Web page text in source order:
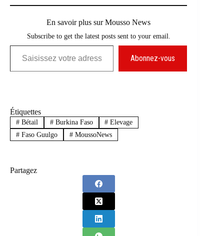
En savoir plus sur Mousso News
Subscribe to get the latest posts sent to your email.
Saisissez votre adresse e-mail…
Abonnez-vous
Étiquettes
#Bétail #Burkina Faso # Elevage
#Faso Guulgo #MoussoNews
Partagez